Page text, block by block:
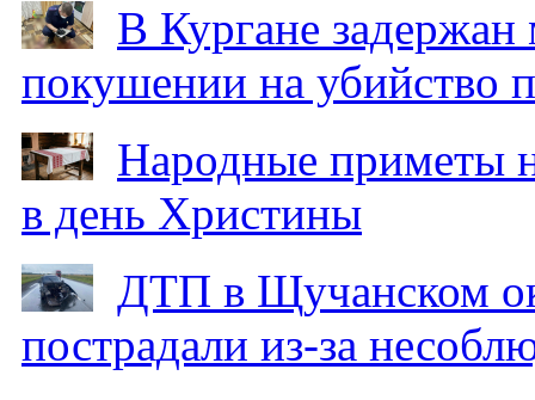
В Кургане
покушении на убийство
Народные приметы
в день Христины
ДТП в Щучанском
пострадали из-за